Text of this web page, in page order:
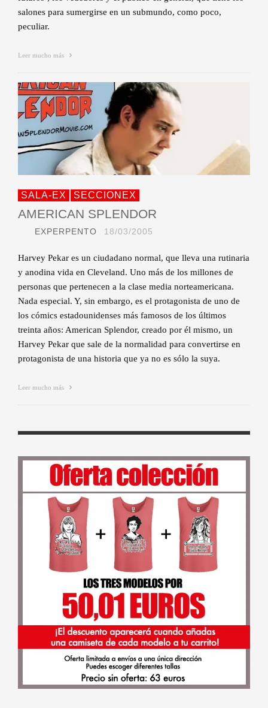
salones para sumergirse en un submundo, como poco,
peculiar.
Leer mucho más
SALA-EX SECCIONEX
AMERICAN SPLENDOR
EXPERPENTO 18/03/2005
Harvey Pekar es un ciudadano normal, que lleva una rutinaria
y anodina vida en Cleveland. Uno más de los millones de
personas que pertenecen a la clase media norteamericana.
Nada especial. Y, sin embargo, es el protagonista de uno de
los cómics estadounidenses más famosos de los últimos
treinta años: American Splendor, creado por él mismo, un
Harvey Pekar que sale de la normalidad para convertirse en
protagonista de una historia que ya no es sólo la suya.
Leer mucho más